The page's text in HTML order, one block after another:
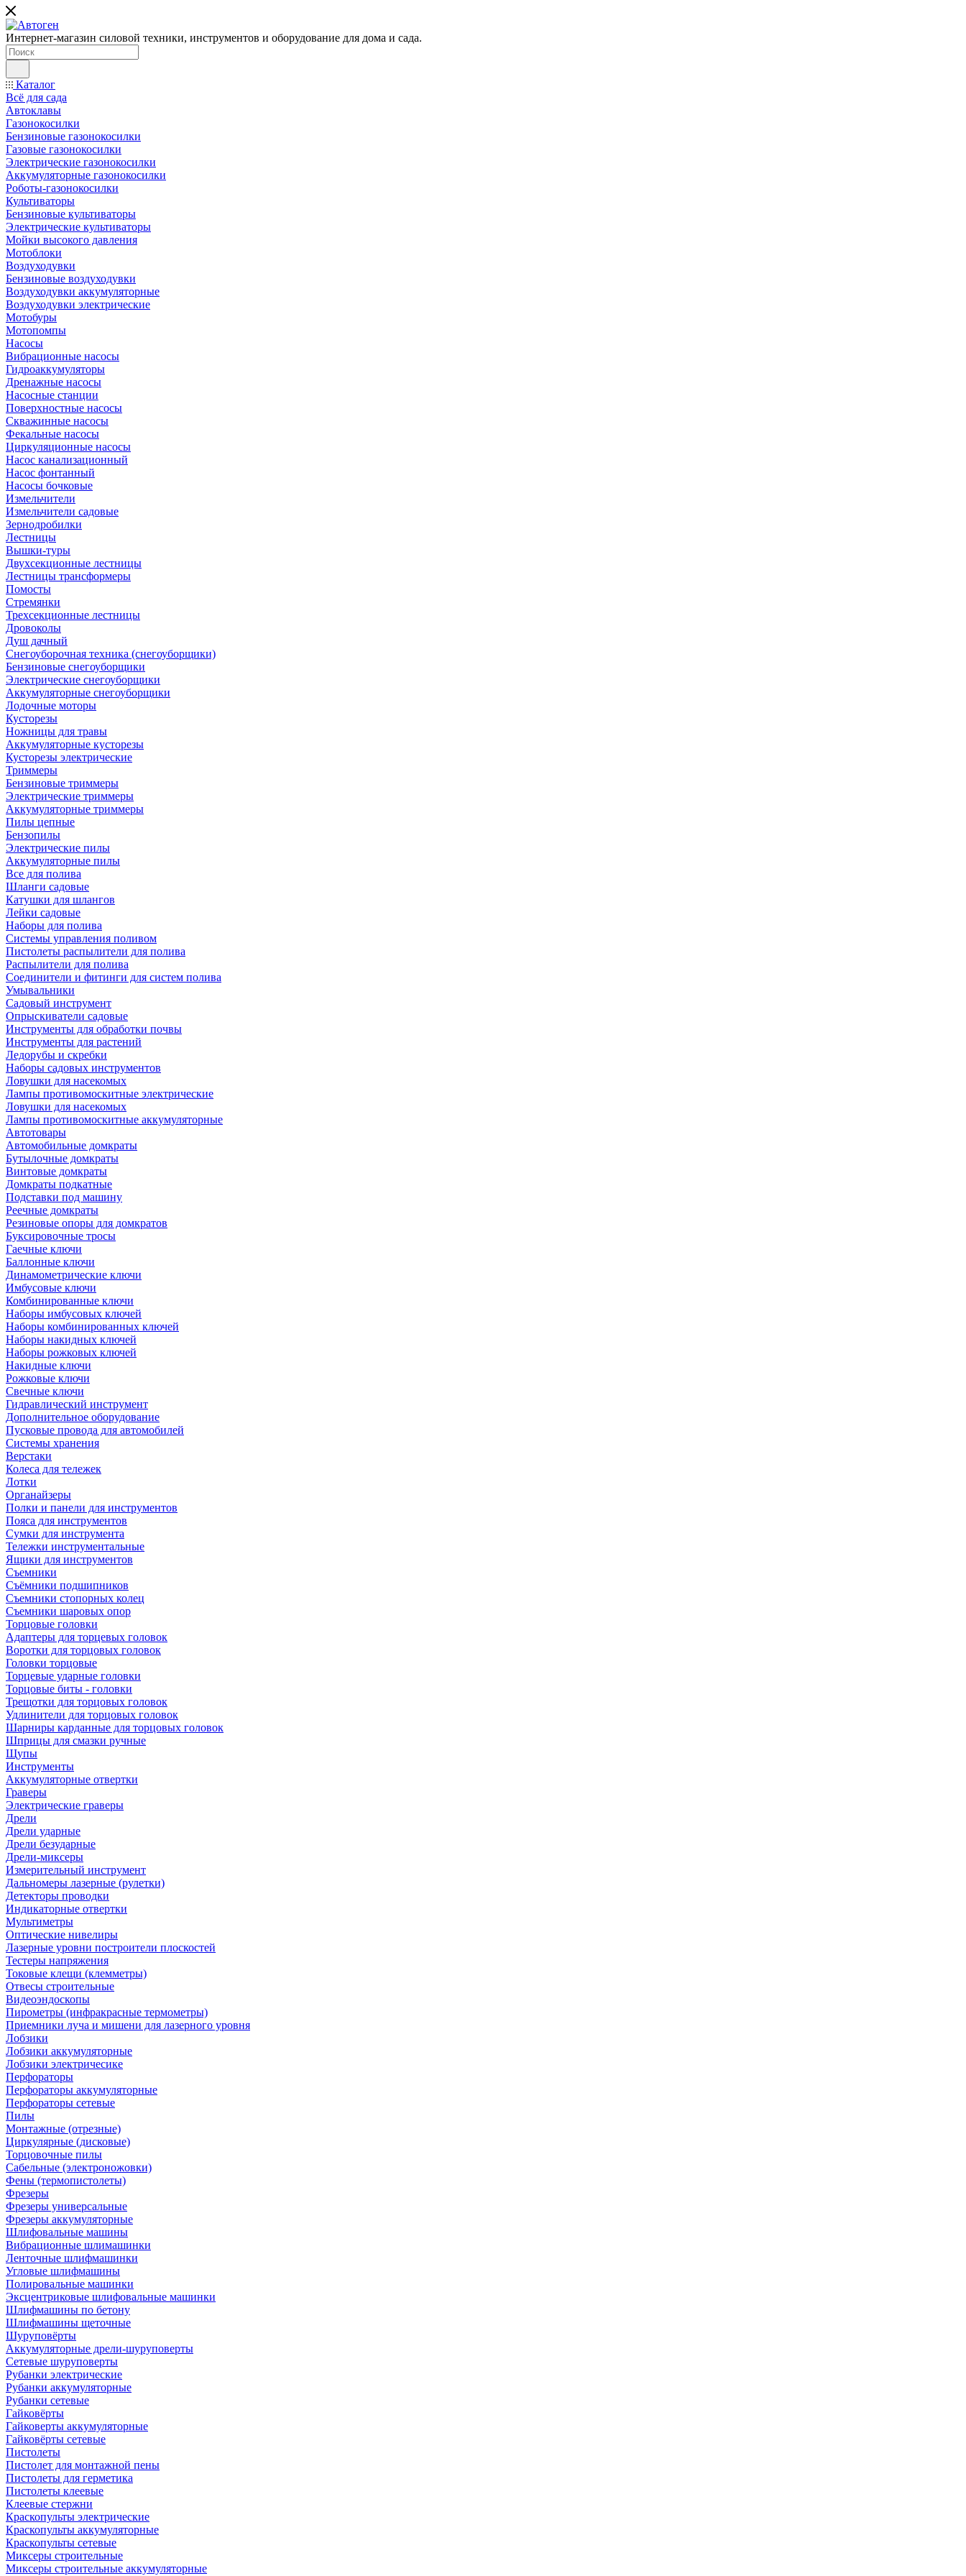
Интернет-магазин силовой техники, инструментов и оборудование для дома и сада.
Каталог
Всё для сада
Автоклавы
Газонокосилки
Бензиновые газонокосилки
Газовые газонокосилки
Электрические газонокосилки
Аккумуляторные газонокосилки
Роботы-газонокосилки
Культиваторы
Бензиновые культиваторы
Электрические культиваторы
Мойки высокого давления
Мотоблоки
Воздуходувки
Бензиновые воздуходувки
Воздуходувки аккумуляторные
Воздуходувки электрические
Мотобуры
Мотопомпы
Насосы
Вибрационные насосы
Гидроаккумуляторы
Дренажные насосы
Насосные станции
Поверхностные насосы
Скважинные насосы
Фекальные насосы
Циркуляционные насосы
Насос канализационный
Насос фонтанный
Насосы бочковые
Измельчители
Измельчители садовые
Зернодробилки
Лестницы
Вышки-туры
Двухсекционные лестницы
Лестницы трансформеры
Помосты
Стремянки
Трехсекционные лестницы
Дровоколы
Душ дачный
Снегоуборочная техника (снегоуборщики)
Бензиновые снегоуборщики
Электрические снегоуборщики
Аккумуляторные снегоуборщики
Лодочные моторы
Кусторезы
Ножницы для травы
Аккумуляторные кусторезы
Кусторезы электрические
Триммеры
Бензиновые триммеры
Электрические триммеры
Аккумуляторные триммеры
Пилы цепные
Бензопилы
Электрические пилы
Аккумуляторные пилы
Все для полива
Шланги садовые
Катушки для шлангов
Лейки садовые
Наборы для полива
Системы управления поливом
Пистолеты распылители для полива
Распылители для полива
Соединители и фитинги для систем полива
Умывальники
Садовый инструмент
Опрыскиватели садовые
Инструменты для обработки почвы
Инструменты для растений
Ледорубы и скребки
Наборы садовых инструментов
Ловушки для насекомых
Лампы противомоскитные электрические
Ловушки для насекомых
Лампы противомоскитные аккумуляторные
Автотовары
Автомобильные домкраты
Бутылочные домкраты
Винтовые домкраты
Домкраты подкатные
Подставки под машину
Реечные домкраты
Резиновые опоры для домкратов
Буксировочные тросы
Гаечные ключи
Баллонные ключи
Динамометрические ключи
Имбусовые ключи
Комбинированные ключи
Наборы имбусовых ключей
Наборы комбинированных ключей
Наборы накидных ключей
Наборы рожковых ключей
Накидные ключи
Рожковые ключи
Свечные ключи
Гидравлический инструмент
Дополнительное оборудование
Пусковые провода для автомобилей
Системы хранения
Верстаки
Колеса для тележек
Лотки
Органайзеры
Полки и панели для инструментов
Пояса для инструментов
Сумки для инструмента
Тележки инструментальные
Ящики для инструментов
Съемники
Съёмники подшипников
Съемники стопорных колец
Съемники шаровых опор
Торцовые головки
Адаптеры для торцевых головок
Воротки для торцовых головок
Головки торцовые
Торцевые ударные головки
Торцовые биты - головки
Трещотки для торцовых головок
Удлинители для торцовых головок
Шарниры карданные для торцовых головок
Шприцы для смазки ручные
Щупы
Инструменты
Аккумуляторные отвертки
Граверы
Электрические граверы
Дрели
Дрели ударные
Дрели безударные
Дрели-миксеры
Измерительный инструмент
Дальномеры лазерные (рулетки)
Детекторы проводки
Индикаторные отвертки
Мультиметры
Оптические нивелиры
Лазерные уровни построители плоскостей
Тестеры напряжения
Токовые клещи (клемметры)
Отвесы строительные
Видеоэндоскопы
Пирометры (инфракрасные термометры)
Приемники луча и мишени для лазерного уровня
Лобзики
Лобзики аккумуляторные
Лобзики электричесике
Перфораторы
Перфораторы аккумуляторные
Перфораторы сетевые
Пилы
Монтажные (отрезные)
Циркулярные (дисковые)
Торцовочные пилы
Сабельные (электроножовки)
Фены (термопистолеты)
Фрезеры
Фрезеры универсальные
Фрезеры аккумуляторные
Шлифовальные машины
Вибрационные шлимашинки
Ленточные шлифмашинки
Угловые шлифмашины
Полировальные машинки
Эксцентриковые шлифовальные машинки
Шлифмашины по бетону
Шлифмашины щеточные
Шуруповёрты
Аккумуляторные дрели-шуруповерты
Сетевые шуруповерты
Рубанки электрические
Рубанки аккумуляторные
Рубанки сетевые
Гайковёрты
Гайковерты аккумуляторные
Гайковёрты сетевые
Пистолеты
Пистолет для монтажной пены
Пистолеты для герметика
Пистолеты клеевые
Клеевые стержни
Краскопульты электрические
Краскопульты аккумуляторные
Краскопульты сетевые
Миксеры строительные
Миксеры строительные аккумуляторные